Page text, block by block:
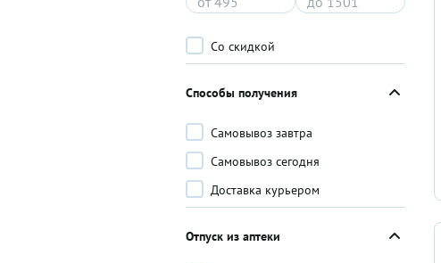
Со скидкой
Способы получения
Самовывоз завтра
Самовывоз сегодня
Доставка курьером
Отпуск из аптеки